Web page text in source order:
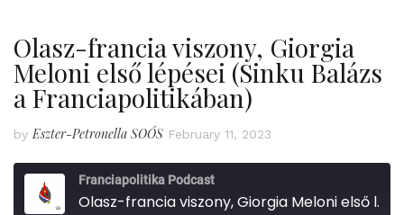
Olasz-francia viszony, Giorgia
Meloni első lépései (Sinku Balázs
a Franciapolitikában)
by Eszter-Petronella SOÓS February 11, 2023
Franciapolitika Podcast
Olasz-francia viszony, Giorgia Meloni első lépései (Sinku Balázs a Franciapolitikában)